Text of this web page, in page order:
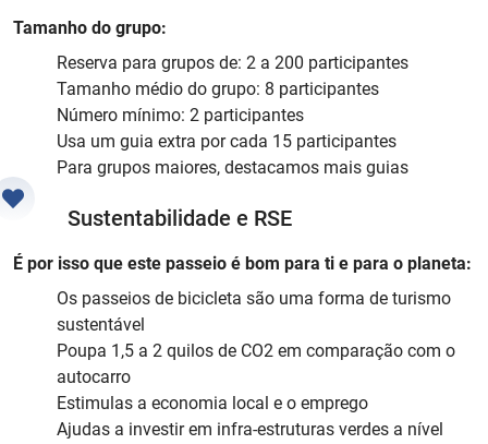
Tamanho do grupo:
Reserva para grupos de: 2 a 200 participantes
Tamanho médio do grupo: 8 participantes
Número mínimo: 2 participantes
Usa um guia extra por cada 15 participantes
Para grupos maiores, destacamos mais guias
Sustentabilidade e RSE
É por isso que este passeio é bom para ti e para o planeta:
Os passeios de bicicleta são uma forma de turismo
sustentável
Poupa 1,5 a 2 quilos de CO2 em comparação com o
autocarro
Estimulas a economia local e o emprego
Ajudas a investir em infra-estruturas verdes a nível